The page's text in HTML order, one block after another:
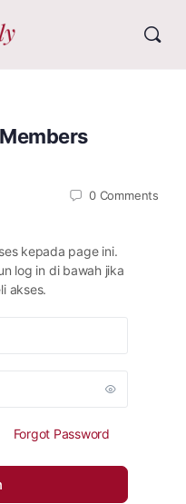
0 Comments
kepada page ini.
log in di bawah jika
akses.
Forgot Password